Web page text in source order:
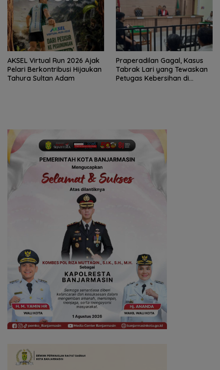
AKSEL Virtual Run 2026 Ajak
Pelari Berkontribusi Hijaukan
Tahura Sultan Adam
Praperadilan Gagal, Kasus
Tabrak Lari yang Tewaskan
Petugas Kebersihan di